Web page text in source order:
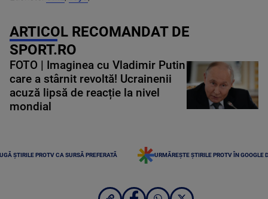
ARTICOL RECOMANDAT DE
SPORT.RO
FOTO | Imaginea cu Vladimir Putin
care a stârnit revoltă! Ucrainenii
acuză lipsă de reacție la nivel
mondial
ȘTIRILE PROTV CA SURSĂ PREFERATĂ URMĂREȘTE ȘTIRILE PROTV ÎN GOOGLE